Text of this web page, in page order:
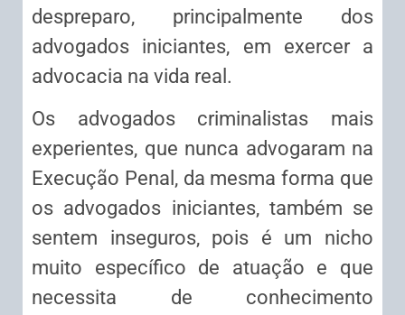
despreparo, principalmente dos
advogados iniciantes, em exercer a
advocacia na vida real.
Os advogados criminalistas mais
experientes, que nunca advogaram na
Execução Penal, da mesma forma que
os advogados iniciantes, também se
sentem inseguros, pois é um nicho
muito específico de atuação e que
necessita de conhecimento